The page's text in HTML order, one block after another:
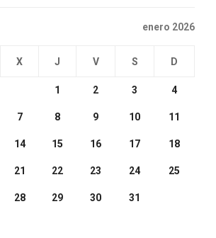
enero 2026
X J V S D
1 2 3 4
7 8 9 10 11
14 15 16 17 18
21 22 23 24 25
28 29 30
31